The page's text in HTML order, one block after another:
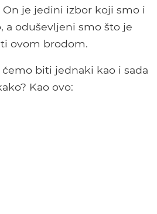
je jedini izbor koji smo i
a oduševljeni smo što je
ovom brodom.
biti jednaki kao i sada
Kao ovo: